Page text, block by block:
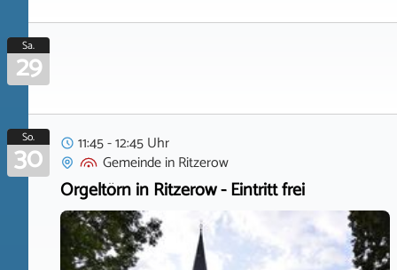
Sa.
29
So.
30
11:45 - 12:45 Uhr
GemeindeinRitzerow
Orgeltörn in Ritzerow - Eintritt frei